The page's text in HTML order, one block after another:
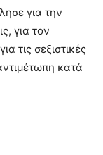
για την
για τον
τις σεξιστικές
κατά